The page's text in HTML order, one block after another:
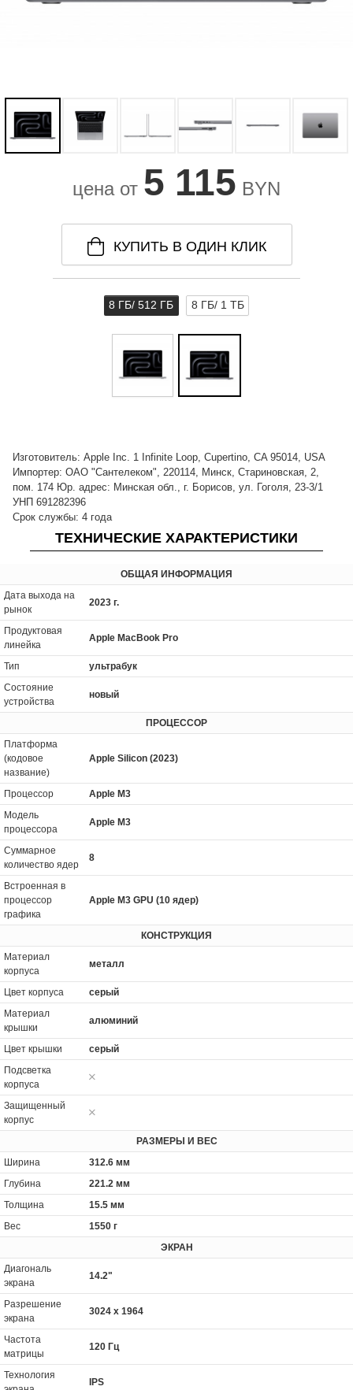
цена от 5 115 BYN
КУПИТЬ В ОДИН КЛИК
8 ГБ/ 512 ГБ 8 ГБ/ 1 ТБ
Изготовитель: Apple Inc. 1 Infinite Loop, Cupertino, CA 95014, USA
Импортер: ОАО "Сантелеком", 220114, Минск, Стариновская, 2,
пом. 174 Юр. адрес: Минская обл., г. Борисов, ул. Гоголя, 23-3/1
УНП 691282396
Срок службы: 4 года
ТЕХНИЧЕСКИЕ ХАРАКТЕРИСТИКИ
ОБЩАЯ ИНФОРМАЦИЯ
Дата выхода на
рынок
2023 г.
Продуктовая
линейка
Apple MacBook Pro
Тип
ультрабук
Состояние
устройства
новый
ПРОЦЕССОР
Платформа
(кодовое
название)
Apple Silicon (2023)
Процессор
Apple M3
Модель
процессора
Apple M3
Суммарное
количество ядер
8
Встроенная в
процессор
графика
Apple M3 GPU (10 ядер)
КОНСТРУКЦИЯ
Материал
корпуса
металл
Цвет корпуса
серый
Материал
крышки
алюминий
Цвет крышки
серый
Подсветка
корпуса
Защищенный
корпус
РАЗМЕРЫ И ВЕС
Ширина
312.6 мм
Глубина
221.2 мм
Толщина
15.5 мм
Вес
1550 г
ЭКРАН
Диагональ
экрана
14.2"
Разрешение
экрана
3024 x 1964
Частота
матрицы
120 Гц
Технология
IPS